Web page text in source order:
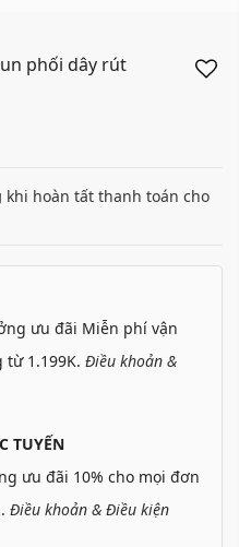
phối dây rút
khi hoàn tất thanh toán cho
ưu đãi Miễn phí vận
1.199K. Điều khoản &
TUYẾN
ưu đãi 10% cho mọi đơn
Điều khoản & Điều kiện